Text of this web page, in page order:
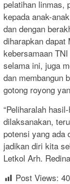
pelatihan linmas,
kepada anak-
dan dengan
diharapkan dapat
kebersamaan
selama ini, juga
dan membangun
gotong royong
“Peliharalah
dilaksanakan,
potensi yang ada
jadikan diri kita
Letkol Arh.
Post Views: